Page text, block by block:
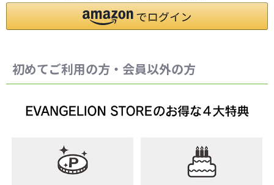
初めてご利用の方・会員以外の方